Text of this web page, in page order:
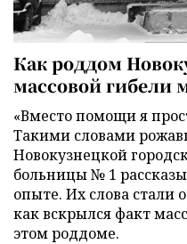
Как роддом
массовой гибели
«Вместо помощи я
Такими словами
Новокузнецкой
больницы № 1
опыте. Их слова стали
как вскрылся факт
этом роддоме.